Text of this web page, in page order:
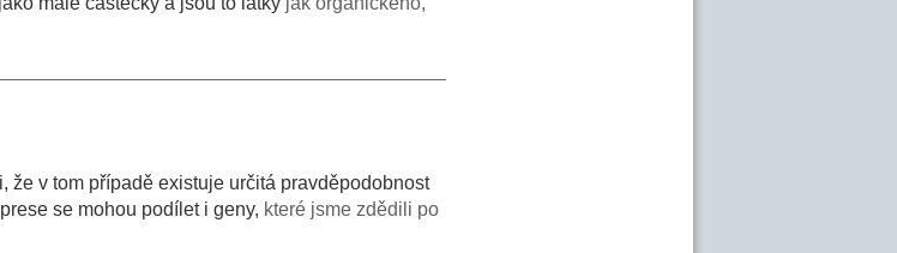
v tom případě existuje určitá pravděpodobnost
se mohou podílet i geny, které jsme zdědili po